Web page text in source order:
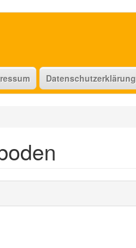
Datenschutzerklärung